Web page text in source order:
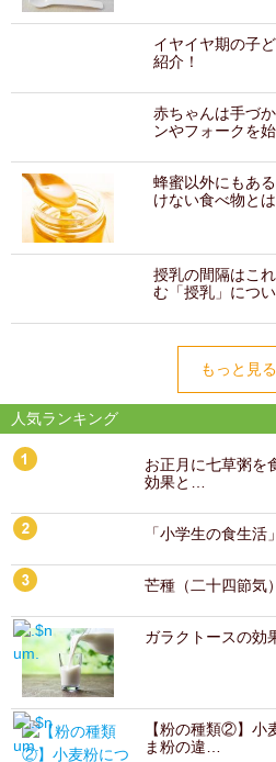
イヤイヤ期の子
紹介！
赤ちゃんは手づ
ンやフォークを
蜂蜜以外にもあ
けない食べ物とは
授乳の間隔はこ
む「授乳」につ
もっと見る
人気ランキング
お正月に七草粥を
効果と…
「小学生の食生
芒種（二十四節気
ガラクトースの効
【粉の種類②】小
ま粉の違…